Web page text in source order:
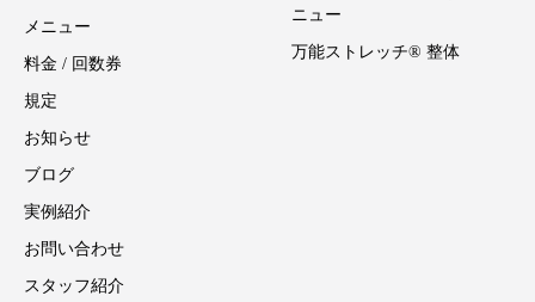
メニュー
料金 / 回数券
規定
お知らせ
ブログ
実例紹介
お問い合わせ
スタッフ紹介
ニュー
万能ストレッチ® 整体